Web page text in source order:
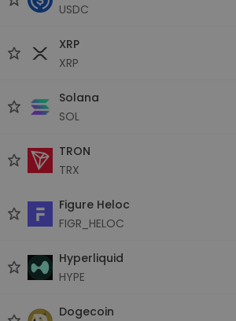
USDC
XRP
XRP
Solana
SOL
TRON
TRX
Figure Heloc
FIGR_HELOC
Hyperliquid
HYPE
Dogecoin